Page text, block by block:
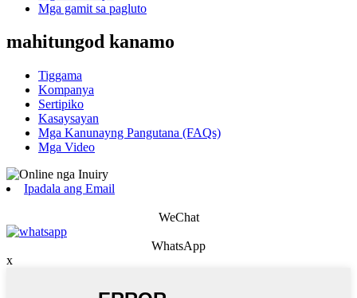
Mga gamit sa pagluto
mahitungod kanamo
Tiggama
Kompanya
Sertipiko
Kasaysayan
Mga Kanunayng Pangutana (FAQs)
Mga Video
Ipadala ang Email
WeChat
WhatsApp
x